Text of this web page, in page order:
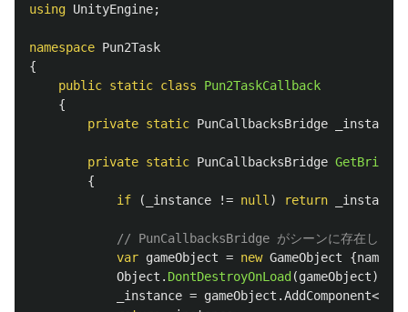
using UnityEngine;
namespace Pun2Task
{
public static class
Pun2TaskCallback
{
private static PunCallbacksBridge _instance
private static PunCallbacksBridge GetBridge
{
if
( _instance != null ) return _instance
// PunCallbacksBridge がシーンに存在しない
var gameObject = new GameObject {name
Object . DontDestroyOnLoad (gameObject);
_instance = gameObject .AddComponent<